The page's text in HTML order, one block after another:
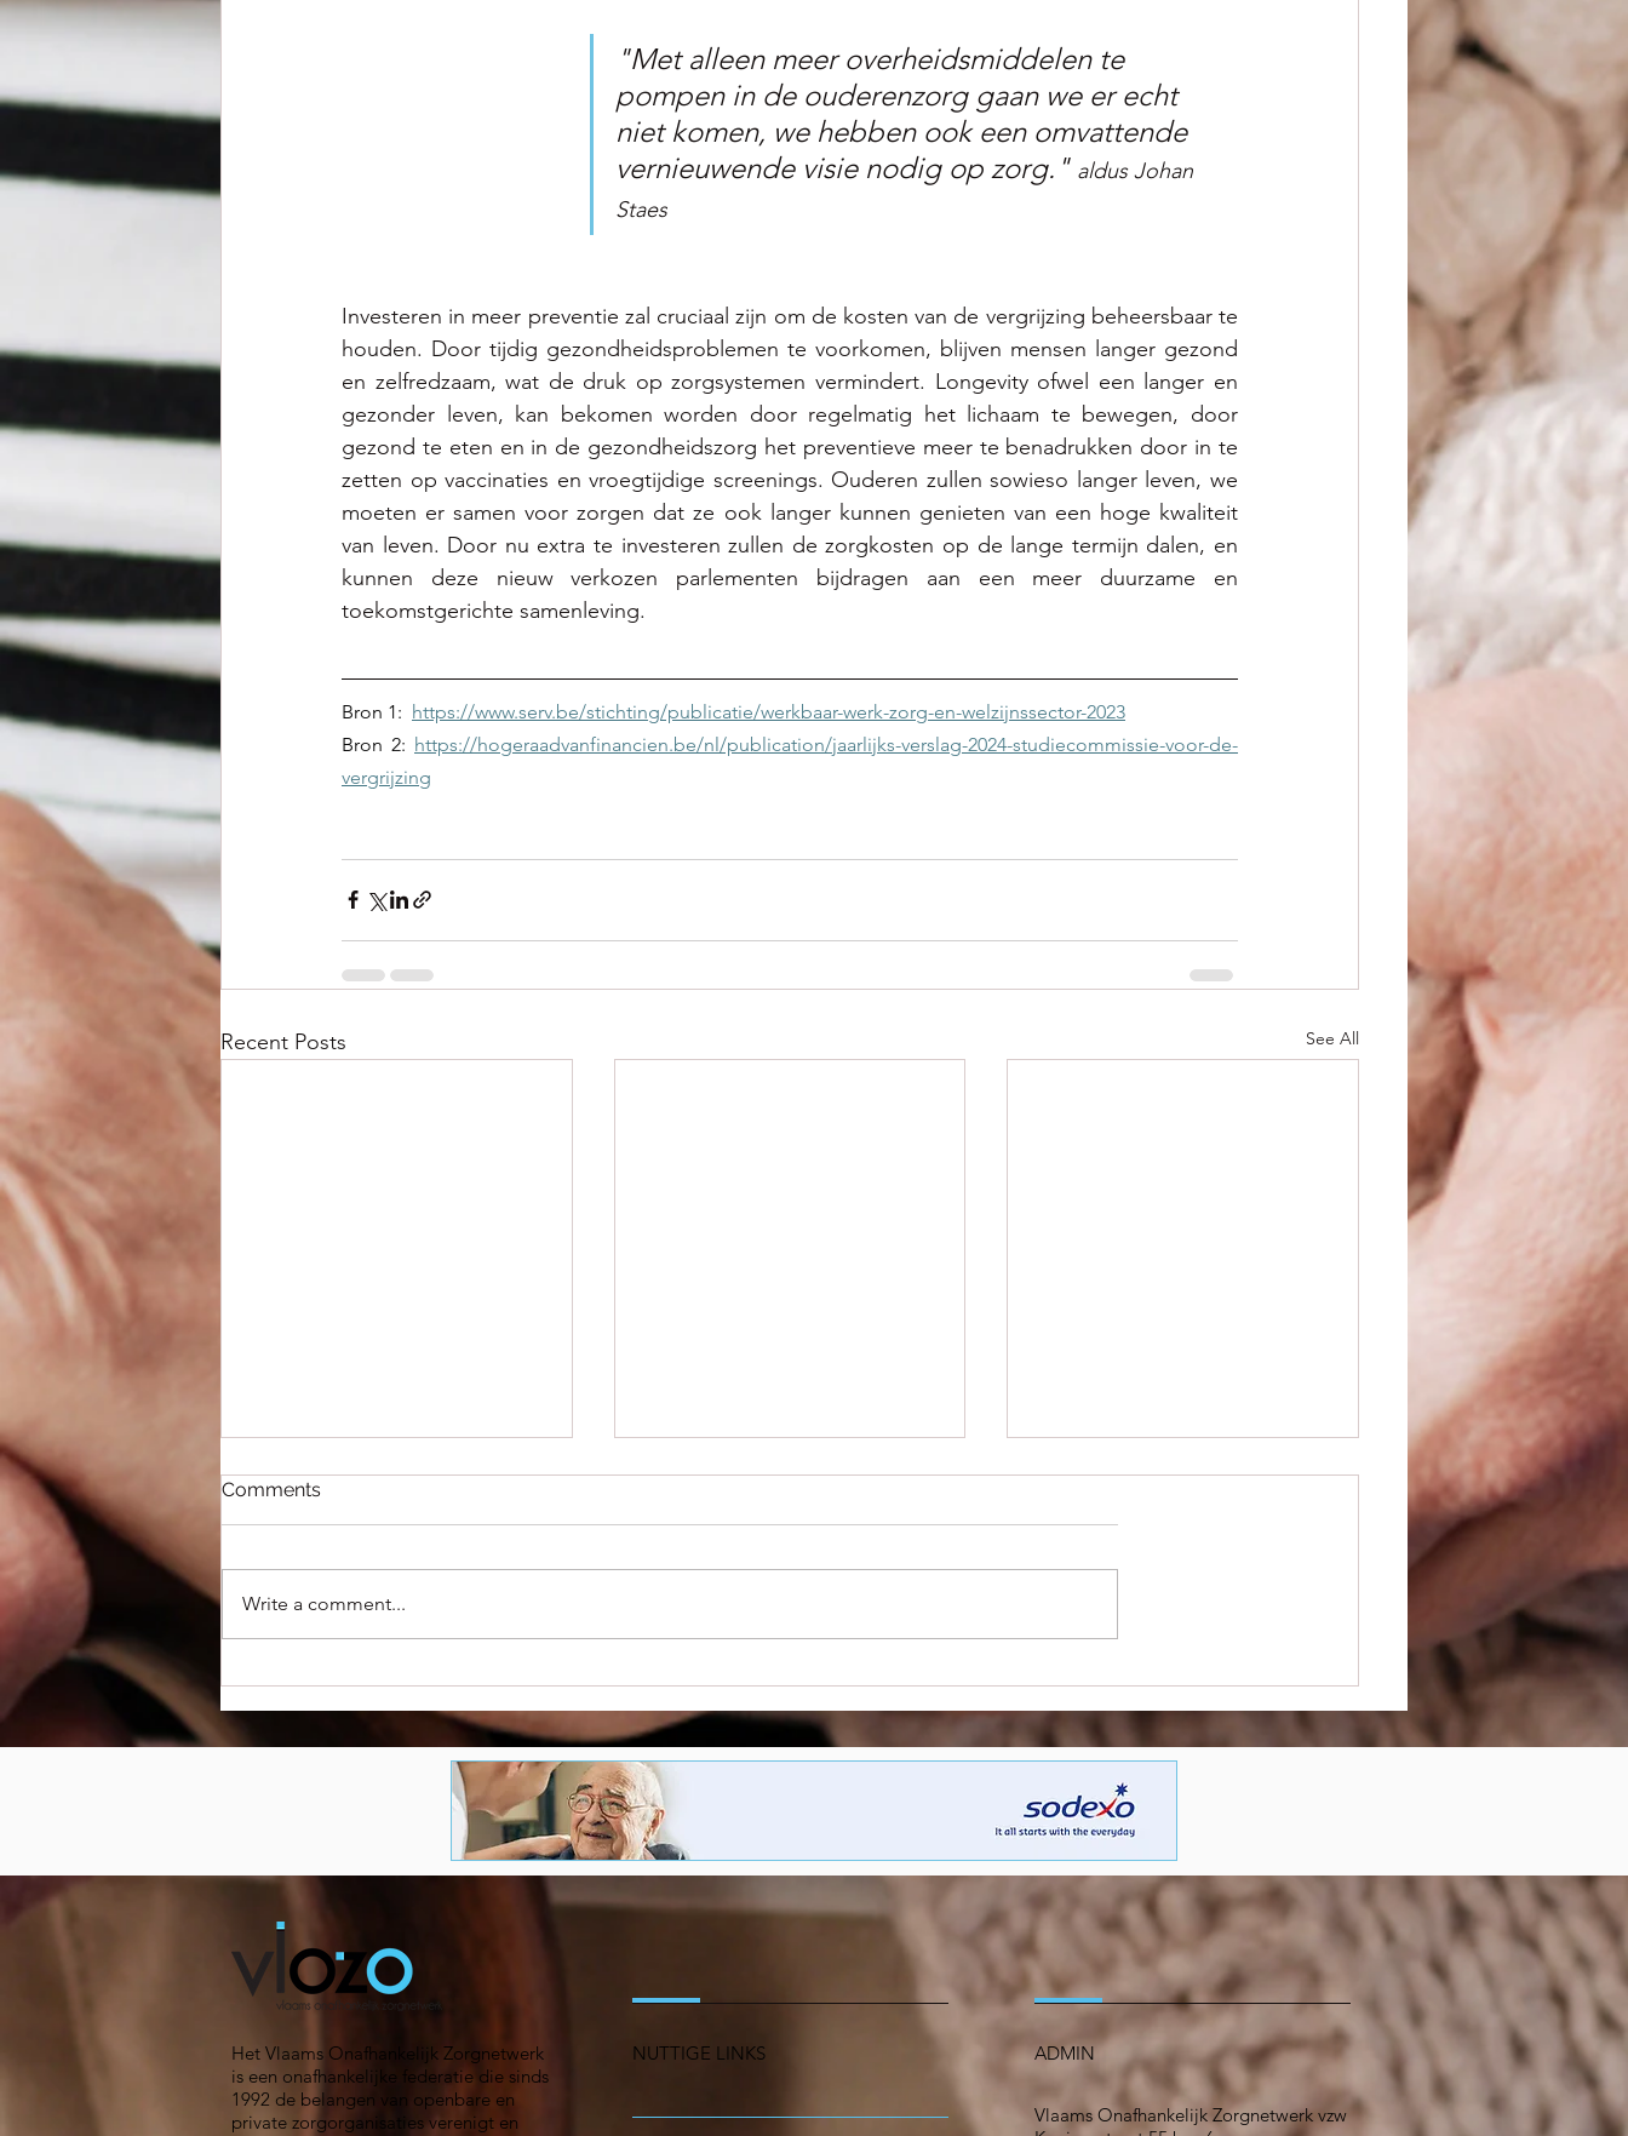
"Met alleen meer overheidsmiddelen te
pompen in de ouderenzorg gaan we er echt
niet komen, we hebben ook een omvattende
vernieuwende visie nodig op zorg." aldus Johan
Staes
Investeren in meer preventie zal cruciaal zijn om de kosten van de vergrijzing beheersbaar te
houden. Door tijdig gezondheidsproblemen te voorkomen, blijven mensen langer gezond
en zelfredzaam, wat de druk op zorgsystemen vermindert. Longevity ofwel een langer en
gezonder leven, kan bekomen worden door regelmatig het lichaam te bewegen, door
gezond te eten en in de gezondheidszorg het preventieve meer te benadrukken door in te
zetten op vaccinaties en vroegtijdige screenings. Ouderen zullen sowieso langer leven, we
moeten er samen voor zorgen dat ze ook langer kunnen genieten van een hoge kwaliteit
van leven. Door nu extra te investeren zullen de zorgkosten op de lange termijn dalen, en
kunnen deze nieuw verkozen parlementen bijdragen aan een meer duurzame en
toekomstgerichte samenleving.
Bron 1: https://www.serv.be/stichting/publicatie/werkbaar-werk-zorg-en-welzijnssector-2023
Bron 2: https://hogeraadvanfinancien.be/nl/publication/jaarlijks-verslag-2024-studiecommissie-voor-de-
vergrijzing
Recent Posts See All
medicatiebeleid in
vernieuwing in de zorg
oproep #Kiesvoordezorg
open
Comments
Write a comment...
Het Vlaams Onafhankelijk Zorgnetwerk
is een onafhankelijke federatie die sinds
1992 de belangen van openbare en
private zorgorganisaties verenigt en
NUTTIGE LINKS ADMIN
Vlaams Onafhankelijk Zorgnetwerk vzw